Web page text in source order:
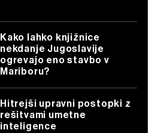
Kako lahko knjižnice
nekdanje Jugoslavije
ogrevajo eno stavbo v
Mariboru?
Hitrejši upravni postopki z
rešitvami umetne
inteligence